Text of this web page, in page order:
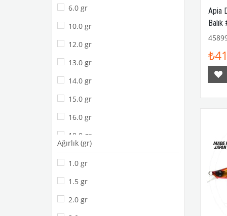
6.0 gr
10.0 gr
12.0 gr
13.0 gr
14.0 gr
15.0 gr
16.0 gr
18.0 gr
19.0 gr
Ağırlık (gr)
1.0 gr
1.5 gr
2.0 gr
Apia